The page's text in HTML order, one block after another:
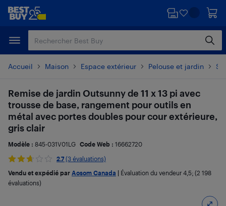
Passer
principal
Passer
Accueil Maison Espace extérieur Pelouse et jardin
Remise de jardin Outsunny de 11 x 13 pi avec
trousse de base, rangement pour outils en
métal avec portes doubles pour cour extérieure,
gris clair
Modèle : 845-031V01LG Code Web : 16662720
2.7 (3 évaluations)
Vendu et expédié par Aosom Canada Évaluation du vendeur 4,5; (2 198
évaluations)